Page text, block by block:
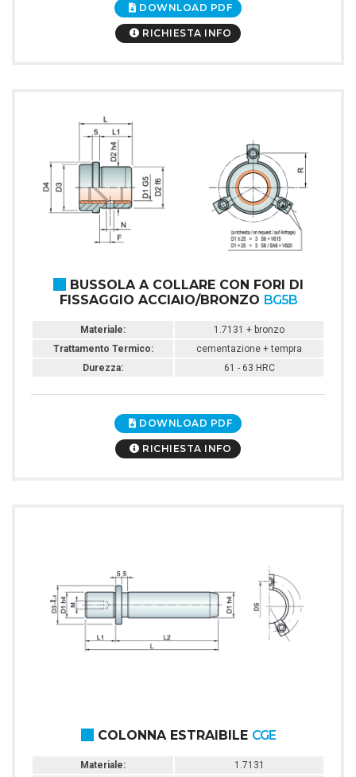
DOWNLOAD PDF
RICHIESTA INFO
BUSSOLA A COLLARE CON FORI DI
FISSAGGIO ACCIAIO/BRONZO BG5B
Materiale:
1.7131 + bronzo
Trattamento Termico:
cementazione + tempra
Durezza:
61 - 63 HRC
DOWNLOAD PDF
RICHIESTA INFO
COLONNA ESTRAIBILE CGE
Materiale:
1.7131